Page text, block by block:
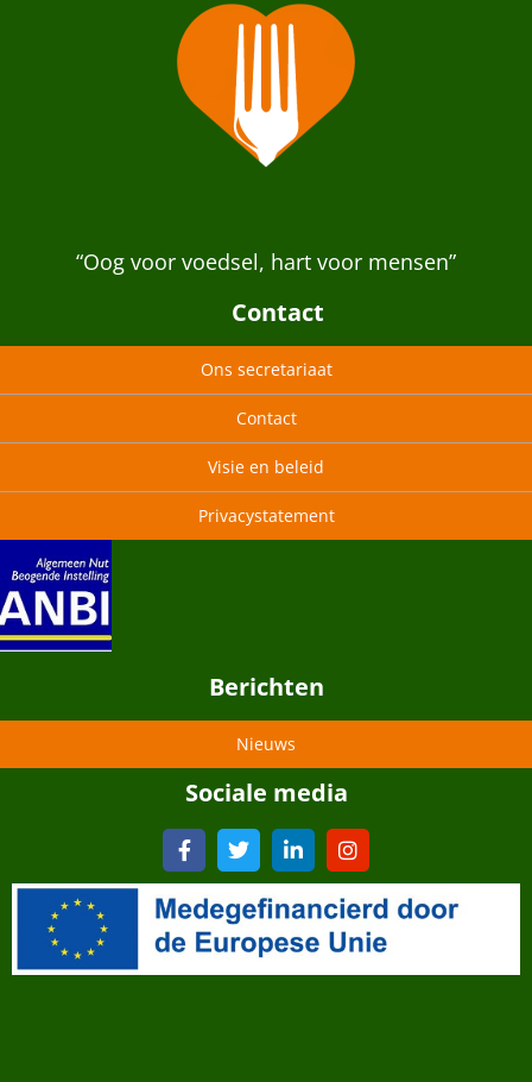
“Oog voor voedsel, hart voor mensen”
Contact
Ons secretariaat
Contact
Visie en beleid
Privacystatement
Berichten
Nieuws
Sociale media